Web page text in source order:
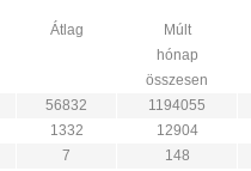
Átlag
Múlt
hónap
összesen
56832
1194055
1332
12904
7
148